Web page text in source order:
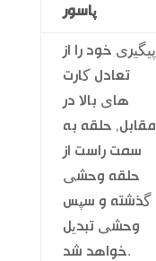
پاسور
پیگیری خود را از
تعادل کارت
های بالا در
مقابل, حلقه به
سمت راست از
حلقه وحشی
گذشته و سپس
وحشی تبدیل
خواهد شد.